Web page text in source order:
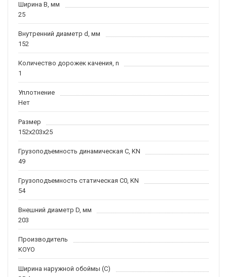
Ширина B, мм
25
Внутренний диаметр d, мм
152
Количество дорожек качения, n
1
Уплотнение
Нет
Размер
152x203x25
Грузоподъемность динамическая C, KN
49
Грузоподъемность статическая C0, KN
54
Внешний диаметр D, мм
203
Производитель
KOYO
Ширина наружной обоймы (C)